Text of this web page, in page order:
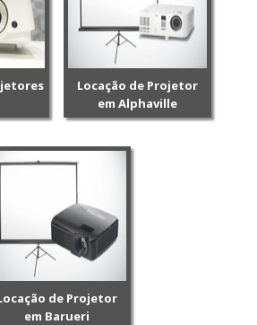
Locação de Projetor
em Alphaville
de Projetor
em Barueri